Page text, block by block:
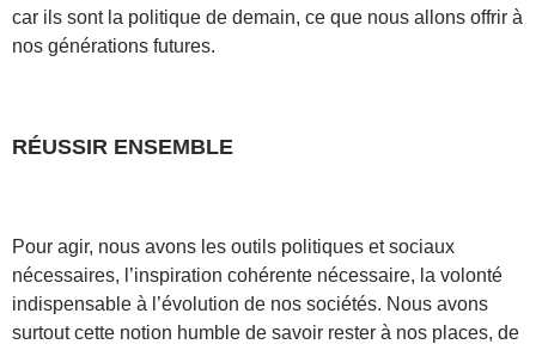
car ils sont la politique de demain, ce que nous allons offrir à
nos générations futures.
RÉUSSIR ENSEMBLE
Pour agir, nous avons les outils politiques et sociaux
nécessaires, l’inspiration cohérente nécessaire, la volonté
indispensable à l’évolution de nos sociétés. Nous avons
surtout cette notion humble de savoir rester à nos places, de